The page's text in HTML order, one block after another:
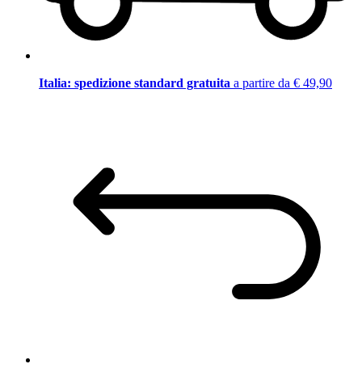
Italia: spedizione standard gratuita a partire da € 49,90